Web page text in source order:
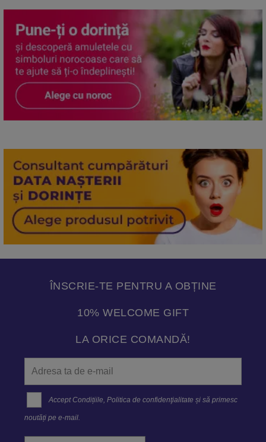
ÎNSCRIE-TE PENTRU A OBȚINE
10% WELCOME GIFT
LA ORICE COMANDĂ!
Accept Condițiile,Politica de confidenţialitate și să primesc
noutăți pe e-mail.